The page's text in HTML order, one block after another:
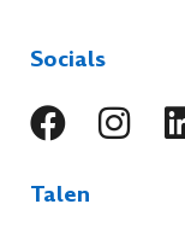
Socials
Talen